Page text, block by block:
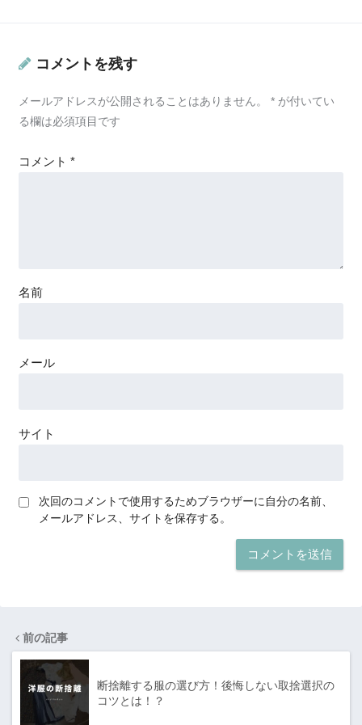
コメントを残す
メールアドレスが公開されることはありません。 *が付いてい
る欄は必須項目です
コメント *
名前
メール
サイト
次回のコメントで使用するためブラウザーに自分の名前、
メールアドレス、サイトを保存する。
前の記事
断捨離する服の選び方！後悔しない取捨選択の
コツとは！？